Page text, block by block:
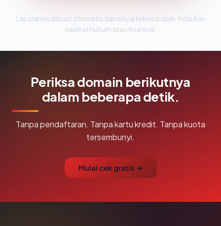
Laporan ini dibuat otomatis dari sinyal teknis publik. Ini bukan
nasihat hukum atau finansial.
Periksa domain berikutnya
dalam beberapa detik.
Tanpa pendaftaran. Tanpa kartu kredit. Tanpa kuota
tersembunyi.
Mulai cek gratis →